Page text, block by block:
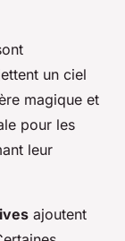
un ciel
magique et
pour les
leur
ajoutent